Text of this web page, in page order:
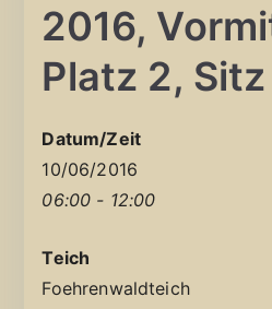
2016,
Platz 2, Sitz
Datum/Zeit
10/06/2016
06:00 - 12:00
Teich
Foehrenwaldteich